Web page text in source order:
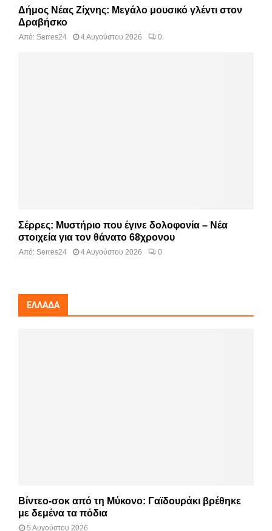
Δήμος Νέας Ζίχνης: Μεγάλο μουσικό γλέντι στον
Δραβήσκο
Από: Serres24 4 Αυγούστου 2026 0
Σέρρες: Μυστήριο που έγινε δολοφονία – Νέα
στοιχεία για τον θάνατο 68χρονου
Από: Serres24 4 Αυγούστου 2026 0
ΕΛΛΆΔΑ
Βίντεο-σοκ από τη Μύκονο: Γαϊδουράκι βρέθηκε
με δεμένα τα πόδια
5 Αυγούστου 2026